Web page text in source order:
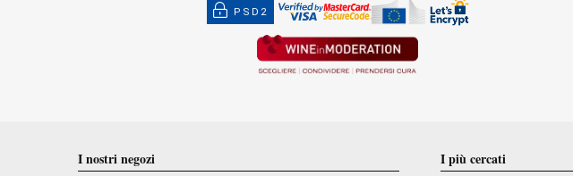
PSD2
I nostri negozi I più cercati